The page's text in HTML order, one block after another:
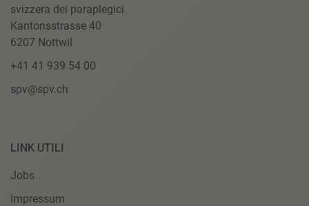
svizzera dei paraplegici
Kantonsstrasse 40
6207 Nottwil
+41 41 939 54 00
spv@spv.ch
LINK UTILI
Jobs
Impressum